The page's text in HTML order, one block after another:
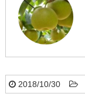
2018/10/30